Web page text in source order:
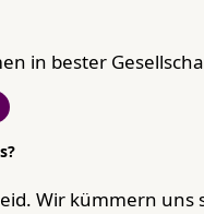
in bester
Wir kümmern